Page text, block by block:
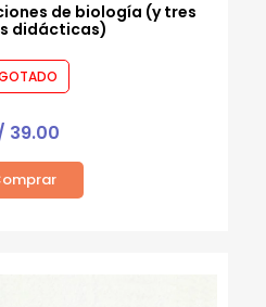
de biología (y tres
didácticas)
39.00